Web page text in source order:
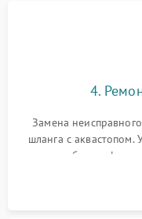
4.
Замена
шланга с аквастопом.
патрубках и
управления,